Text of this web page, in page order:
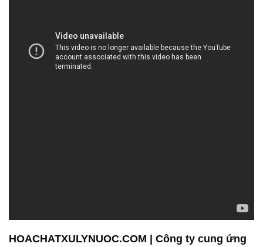
Công ty Hóa Chất Đắc Trường Phát là một đơn vị
chuyên kinh doanh và phân phối hóa chất với cam
kết đem đến sự hài lòng và giá trị cao nhất cho